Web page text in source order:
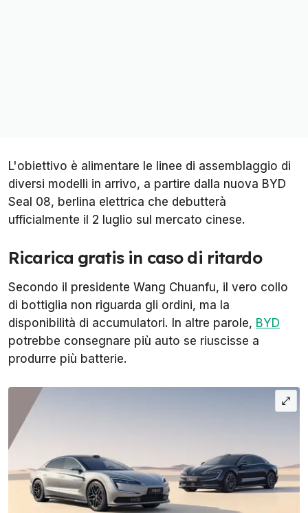
L'obiettivo è alimentare le linee di assemblaggio di
diversi modelli in arrivo, a partire dalla nuova BYD
Seal 08, berlina elettrica che debutterà
ufficialmente il 2 luglio sul mercato cinese.
Ricarica gratis in caso di ritardo
Secondo il presidente Wang Chuanfu, il vero collo
di bottiglia non riguarda gli ordini, ma la
disponibilità di accumulatori. In altre parole, BYD
potrebbe consegnare più auto se riuscisse a
produrre più batterie.